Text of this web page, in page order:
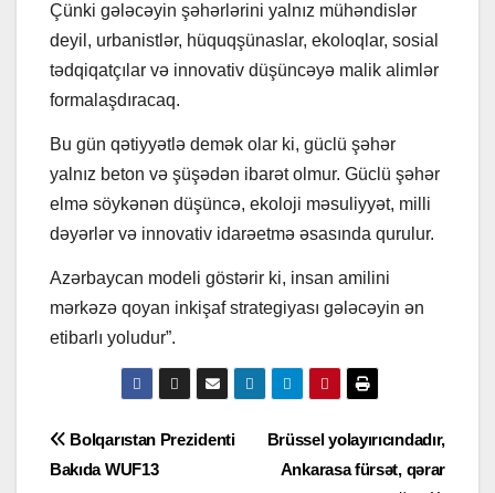
Çünki gələcəyin şəhərlərini yalnız mühəndislər
deyil, urbanistlər, hüquqşünaslar, ekoloqlar, sosial
tədqiqatçılar və innovativ düşüncəyə malik alimlər
formalaşdıracaq.
Bu gün qətiyyətlə demək olar ki, güclü şəhər
yalnız beton və şüşədən ibarət olmur. Güclü şəhər
elmə söykənən düşüncə, ekoloji məsuliyyət, milli
dəyərlər və innovativ idarəetmə əsasında qurulur.
Azərbaycan modeli göstərir ki, insan amilini
mərkəzə qoyan inkişaf strategiyası gələcəyin ən
etibarlı yoludur”.
Yazı
Brüssel yolayırıcındadır,
Ankarasa fürsət, qərar
Bolqarıstan Prezidenti
Bakıda WUF13